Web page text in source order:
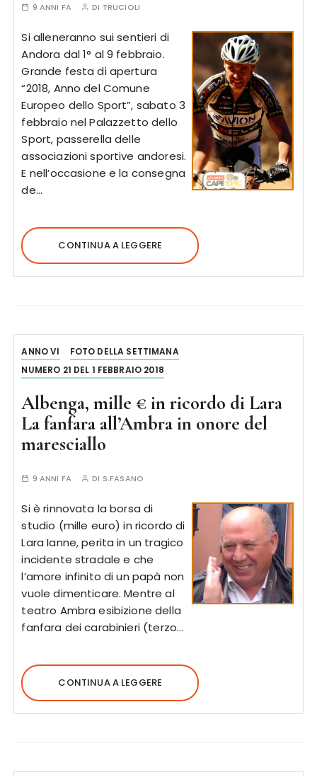
9 ANNI FA DI TRUCIOLI
Si alleneranno sui sentieri di
Andora dal 1° al 9 febbraio.
Grande festa di apertura
“2018, Anno del Comune
Europeo dello Sport”, sabato 3
febbraio nel Palazzetto dello
Sport, passerella delle
associazioni sportive andoresi.
E nell’occasione e la consegna
de…
CONTINUA A LEGGERE
ANNO VI
FOTO DELLA SETTIMANA
NUMERO 21 DEL 1 FEBBRAIO 2018
Albenga, mille € in ricordo di Lara
La fanfara all’Ambra in onore del
maresciallo
9 ANNI FA DI S.FASANO
Si è rinnovata la borsa di
studio (mille euro) in ricordo di
Lara Ianne, perita in un tragico
incidente stradale e che
l’amore infinito di un papà non
vuole dimenticare. Mentre al
teatro Ambra esibizione della
fanfara dei carabinieri (terzo…
CONTINUA A LEGGERE